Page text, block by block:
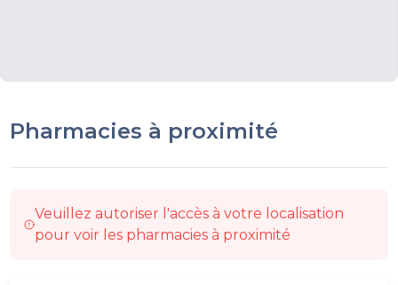
Pharmacies à proximité
Veuillez autoriser l'accès à votre localisation
pour voir les pharmacies à proximité